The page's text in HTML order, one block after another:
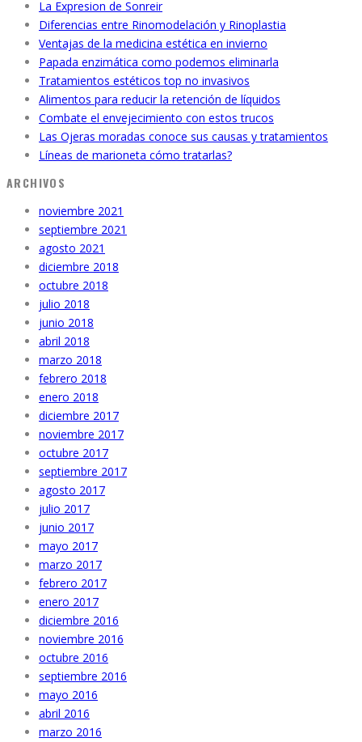
La Expresion de Sonreir
Diferencias entre Rinomodelación y Rinoplastia
Ventajas de la medicina estética en invierno
Papada enzimática como podemos eliminarla
Tratamientos estéticos top no invasivos
Alimentos para reducir la retención de líquidos
Combate el envejecimiento con estos trucos
Las Ojeras moradas conoce sus causas y tratamientos
Líneas de marioneta cómo tratarlas?
ARCHIVOS
noviembre 2021
septiembre 2021
agosto 2021
diciembre 2018
octubre 2018
julio 2018
junio 2018
abril 2018
marzo 2018
febrero 2018
enero 2018
diciembre 2017
noviembre 2017
octubre 2017
septiembre 2017
agosto 2017
julio 2017
junio 2017
mayo 2017
marzo 2017
febrero 2017
enero 2017
diciembre 2016
noviembre 2016
octubre 2016
septiembre 2016
mayo 2016
abril 2016
marzo 2016